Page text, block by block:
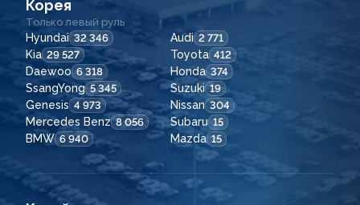
Корея
Только левый руль
Hyundai 32 346 Audi 2 771
Kia 29 527 Toyota 412
Daewoo 6 318 Honda 374
SsangYong 5 345 Suzuki 19
Genesis 4 973 Nissan 304
Mercedes Benz 8 056 Subaru 15
BMW 6 940 Mazda 15